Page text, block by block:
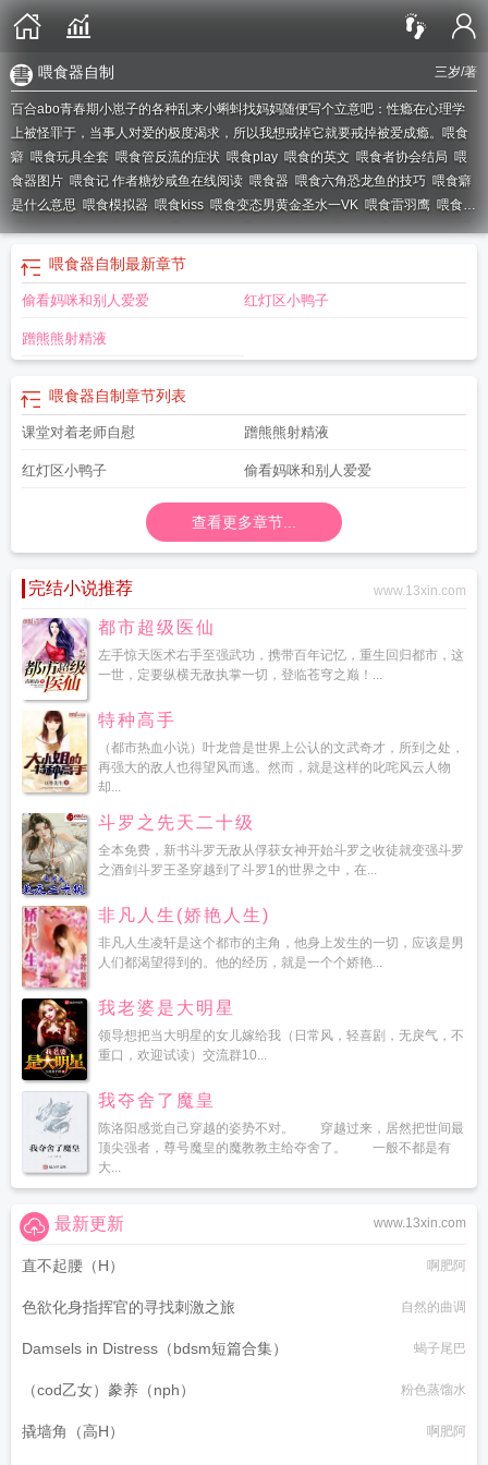
三岁/著
喂食器自制
百合abo青春期小崽子的各种乱来小蝌蚪找妈妈随便写个立意吧：性瘾在心理学
上被怪罪于，当事人对爱的极度渴求，所以我想戒掉它就要戒掉被爱成瘾。 喂食
癖 喂食玩具全套 喂食管反流的症状 喂食play 喂食的英文 喂食者协会结局 喂
食器图片 喂食记 作者糖炒咸鱼在线阅读 喂食器 喂食六角恐龙鱼的技巧 喂食癖
是什么意思 喂食模拟器 喂食kiss 喂食变态男黄金圣水一VK 喂食雷羽鹰 喂食英
语怎么读喂食玩具怎么做喂食的拼音喂食撑肚子模拟器游戏喂食abo三岁喂
食物的英文喂食用英语怎么说
流怎么治疗
金-vk喂食abo最新章节_喂食abo全文 喂食玩具喂食动物英语
记喂食时小麻雀仰起脑袋大张着黄口
喂食器自制最新章节
偷看妈咪和别人爱爱 红灯区小鸭子
蹭熊熊射精液
喂食器自制章节列表
课堂对着老师自慰 蹭熊熊射精液
红灯区小鸭子 偷看妈咪和别人爱爱
查看更多章节...
完结小说推荐 www.13xin.com
都市超级医仙
左手惊天医术右手至强武功，携带百年记忆，重生回归都市，这
一世，定要纵横无敌执掌一切，登临苍穹之巅！...
特种高手
（都市热血小说）叶龙曾是世界上公认的文武奇才，所到之处，
再强大的敌人也得望风而逃。然而，就是这样的叱咤风云人物
却...
斗罗之先天二十级
全本免费，新书斗罗无敌从俘获女神开始斗罗之收徒就变强斗罗
之酒剑斗罗王圣穿越到了斗罗1的世界之中，在...
非凡人生(娇艳人生)
非凡人生凌轩是这个都市的主角，他身上发生的一切，应该是男
人们都渴望得到的。他的经历，就是一个个娇艳...
我老婆是大明星
领导想把当大明星的女儿嫁给我（日常风，轻喜剧，无戾气，不
重口，欢迎试读）交流群10...
我夺舍了魔皇
陈洛阳感觉自己穿越的姿势不对。 穿越过来，居然把世间最
顶尖强者，尊号魔皇的魔教教主给夺舍了。 一般不都是有
大...
www.13xin.com
最新更新
直不起腰（H） 啊肥阿
色欲化身指挥官的寻找刺激之旅 自然的曲调
Damsels in Distress（bdsm短篇合集） 蝎子尾巴
（cod乙女）豢养（nph） 粉色蒸馏水
撬墙角（高H） 啊肥阿